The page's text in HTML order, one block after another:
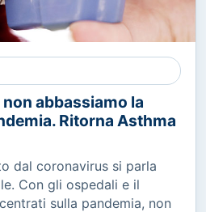
abbassiamo la
Ritorna Asthma
dal coronavirus si parla
Con gli ospedali e il
sulla pandemia, non